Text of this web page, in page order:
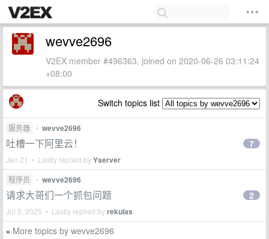
wevve2696
V2EX member #496363, joined on 2020-06-26 03:11:24
+08:00
Switch topics list
服务器 • wevve2696
吐槽一下阿里云！
Jan 21 • Lastly replied byYserver
7
程序员 • wevve2696
请求大哥们一个抓包问题
Jul 5, 2025 • Lastly replied byrekulas
2
» More topics by wevve2696